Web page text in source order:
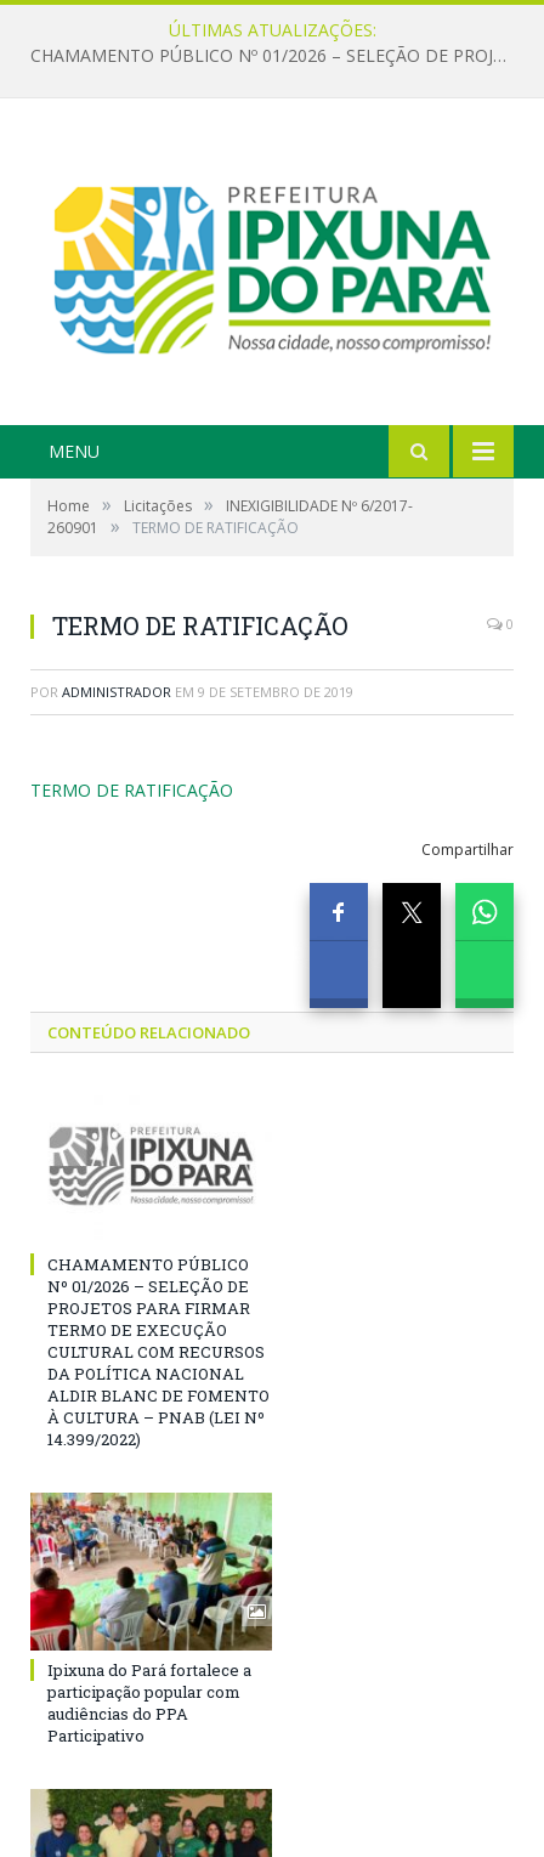
ÚLTIMAS ATUALIZAÇÕES:
CHAMAMENTO PÚBLICO Nº 01/2026 – SELEÇÃO DE PROJETOS PARA FIRMAR TERMO DE EXECUÇÃO CULTURAL COM RECURSOS DA POLÍTICA NACIONAL ALDIR BLANC DE FOMENTO À CULTURA – PNAB (LEI Nº 14.399/2022)
MENU
Home » Licitações »
INEXIGIBILIDADE Nº 6/2017-
260901
» TERMO DE RATIFICAÇÃO
TERMO DE RATIFICAÇÃO 0
POR ADMINISTRADOR EM 9 DE SETEMBRO DE 2019
TERMO DE RATIFICAÇÃO
Compartilhar
CONTEÚDO RELACIONADO
CHAMAMENTO PÚBLICO
Nº 01/2026 – SELEÇÃO DE
PROJETOS PARA FIRMAR
TERMO DE EXECUÇÃO
CULTURAL COM RECURSOS
DA POLÍTICA NACIONAL
ALDIR BLANC DE FOMENTO
À CULTURA – PNAB (LEI Nº
14.399/2022)
Ipixuna do Pará fortalece a
participação popular com
audiências do PPA
Participativo